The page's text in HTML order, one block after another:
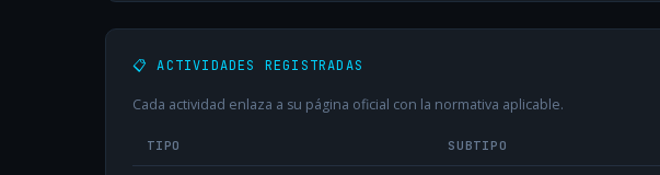
📋 ACTIVIDADES REGISTRADAS
Cada actividad enlaza a su página oficial con la normativa aplicable.
TIPO SUBTIPO